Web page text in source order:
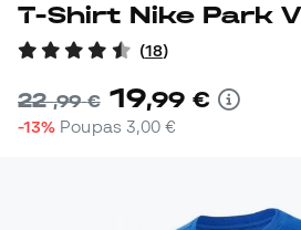
T-Shirt Nike Park
(18)
22,99 € 19,99 €
-13% Poupas 3,00 €